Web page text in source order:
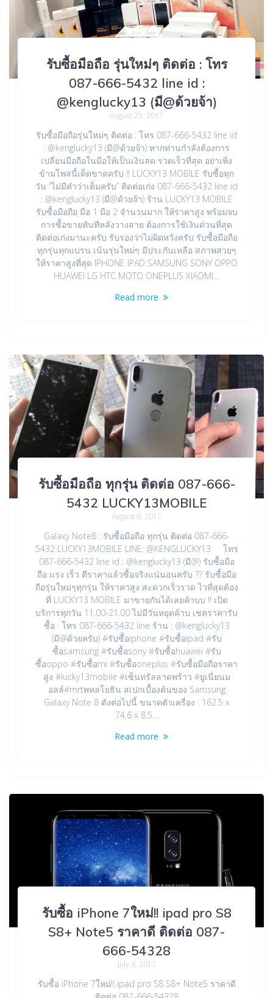
รับซื้อมือถือ รุ่นใหม่ๆ ติดต่อ : โทร
087-666-5432 line id :
@kenglucky13 (มี@ด้วยจ้า)
August 23, 2017
รับซื้อมือถือรุ่นใหม่ๆ ติดต่อ : โทร 087-666-5432 line id
: @kenglucky13 (มี@ด้วยจ้า) หากท่านกำลังต้องการ
เปลี่ยนมือถือในมือให้เป็นเงินสด รวดเร็วที่สุด อย่าเพิ่ง
ข้ามโพสนี้เด็ดขาดครับ !! LUCKY13 MOBILE รับซื้อทุก
วัน “ไม่มีคำว่าเต็มครับ” ติดต่อเก่ง 087-666-5432 line id
: @kenglucky13 (มี@ด้วยจ้า) ร้าน LUCKY13 MOBILE
รับซื้อมือถือ มือ 1 มือ 2 จำนวนมาก ให้ราคาสูง พร้อมจบ
การซื้อขายทันทีหลังวางสาย ต้องการใช้เงินด่วนที่สุด
ติดต่อเก่งมานะครับ รับรองว่าไม่ผิดหวังครับ รับซื้อมือถือ
ทุกรุ่นทุกแบรน เน้นรุ่นใหม่ๆ มีประกันเหลือ สภาพสวยๆ
ให้ราคาสูงที่สุด IPHONE IPAD SAMSUNG SONY OPPO
HUAWEI LG HTC MOTO ONEPLUS XIAOMI…
Read more
รับซื้อมือถือ ทุกรุ่น ติดต่อ 087-666-
5432 LUCKY13MOBILE
August 8, 2017
Galaxy Note8 : รับซื้อมือถือ ทุกรุ่น ติดต่อ 087-666-
5432 LUCKY13MOBILE LINE: @KENGLUCKY13 โทร
087-666-5432 line id : @kenglucky13 (มี@) รับซื้อมือ
ถือ แรง เร็ว ตีราคาแล้วซื้อจริงแน่นอนครับ ?? รับซื้อมือ
ถือรุ่นใหม่ๆทุกรุ่น ให้ราคาสูง สะดวกเร็วรวด ไวที่สุดต้อง
ที่ LUCKY13 MOBILE มาขายกันได้เลยค้าบบ !! เปิด
บริการทุกวัน 11.00-21.00 ไม่มีวันหยุดค้าบ เชคราคารับ
ซื้อ : โทร 087-666-5432 line ร้าน : @kenglucky13
(มี@ด้วยครับ) #รับซื้อiphone #รับซื้อipad #รับ
ซื้อsamsung #รับซื้อsony #รับซื้อhuawei #รับ
ซื้อoppo #รับซื้อmi #รับซื้อoneplus #รับซื้อมือถือราคา
สูง #lucky13mobile #เซ็นทรัลลาดพร้าว #ยูเนี่ยนม
อลล์#mrtพหลโยธิน สเปกเบื้องต้นของ Samsung
Galaxy Note 8 ดังต่อไปนี้ ขนาดตัวเครื่อง : 162.5 x
74.6 x 8.5…
Read more
รับซื้อ iPhone 7ใหม่!! ipad pro S8
S8+ Note5 ราคาดี ติดต่อ 087-
666-54328
July 3, 2017
รับซื้อ iPhone 7ใหม่!! ipad pro S8 S8+ Note5 ราคาดี